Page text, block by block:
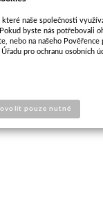
naše společnosti
byste nás potřebovali
nebo na našeho
pro ochranu osobních
pouze nutné